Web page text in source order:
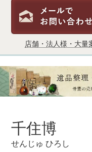
店舗・法人様・大量
千住博
せんじゅ ひろし